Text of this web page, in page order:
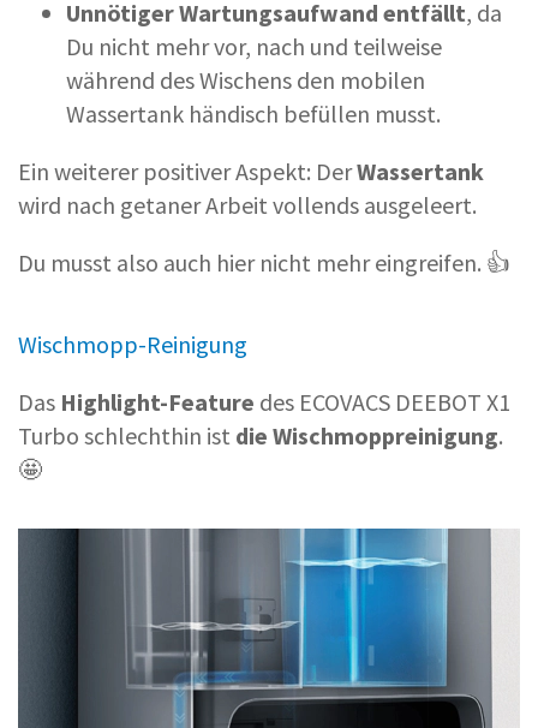
Unnötiger Wartungsaufwand entfällt, da
Du nicht mehr vor, nach und teilweise
während des Wischens den mobilen
Wassertank händisch befüllen musst.
Ein weiterer positiver Aspekt: DerWassertank
wird nach getaner Arbeit vollends ausgeleert.
Du musst also auch hier nicht mehr eingreifen. 👍
Wischmopp-Reinigung
Das Highlight-Feature des ECOVACS DEEBOT X1
Turbo schlechthin ist die Wischmoppreinigung.
🤩